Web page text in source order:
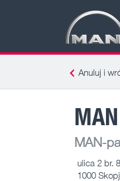
Anuluj i
MAN-
ulica 2 br.
1000